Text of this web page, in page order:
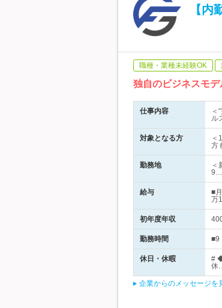
【
職種・業種未経験OK
独自のビジネスモ
仕事内容
＜
ル
対象となる方
＜
方
勤務地
＜
9…
給与
■
万
初年度年収
勤務時間 ■9
休日・休暇
#
休
企業からのメッセージを